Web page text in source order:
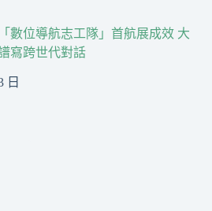
數位導航志工隊」首航展成效 大
寫跨世代對話
日